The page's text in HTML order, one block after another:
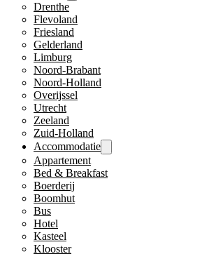
Drenthe
Flevoland
Friesland
Gelderland
Limburg
Noord-Brabant
Noord-Holland
Overijssel
Utrecht
Zeeland
Zuid-Holland
Accommodatie
Appartement
Bed & Breakfast
Boerderij
Boomhut
Bus
Hotel
Kasteel
Klooster